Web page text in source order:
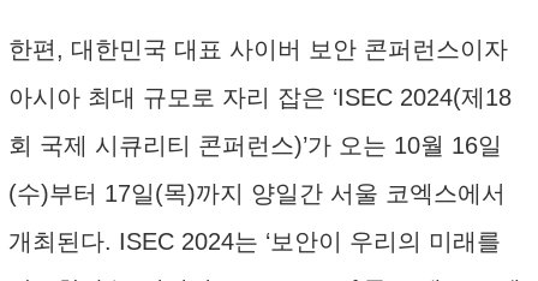
한편, 대한민국 대표 사이버 보안 콘퍼런스이자
아시아 최대 규모로 자리 잡은 ‘ISEC 2024(제18
회 국제 시큐리티 콘퍼런스)’가 오는 10월 16일
(수)부터 17일(목)까지 양일간 서울 코엑스에서
개최된다. ISEC 2024는 ‘보안이 우리의 미래를